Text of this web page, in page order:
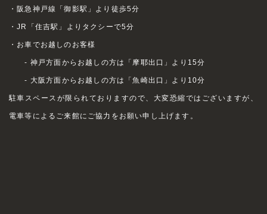
・阪急神戸線「御影駅」より徒歩5分
・JR「住吉駅」よりタクシーで5分
・お車でお越しのお客様
- 神戸方面からお越しの方は「摩耶出口」より15分
- 大阪方面からお越しの方は「魚崎出口」より10分
駐車スペースが限られておりますので、大変恐縮ではございますが、
電車等によるご来館にご協力をお願い申し上げます。